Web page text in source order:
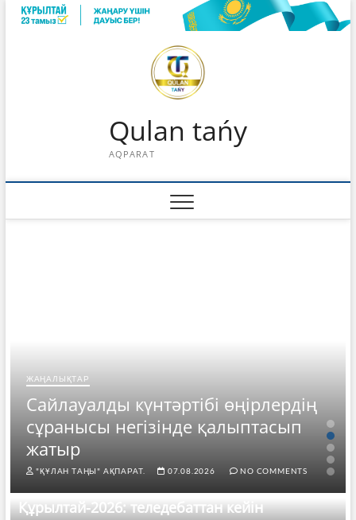
Skip
Qulan tańy
AQPARAT
ЖАҢАЛЫҚТАР
Сайлауалды күнтәртібі өңірлердің
сұранысы негізінде қалыптасып
жатыр
"ҚҰЛАН ТАҢЫ" АҚПАРАТ. 07.08.2026 NO COMMENTS
Құрылтай-2026: теледебаттан кейін